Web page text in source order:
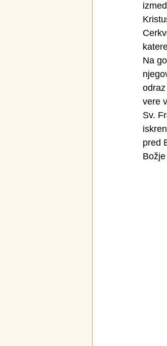
Na
vere
Sv.
pred